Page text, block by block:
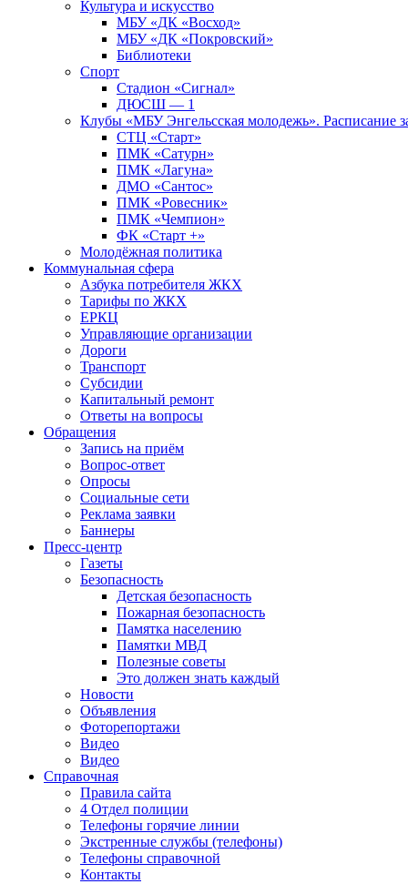
Культура и искусство
МБУ «ДК «Восход»
МБУ «ДК «Покровский»
Библиотеки
Спорт
Стадион «Сигнал»
ДЮСШ — 1
Клубы «МБУ Энгельсская молодежь». Расписание
СТЦ «Старт»
ПМК «Сатурн»
ПМК «Лагуна»
ДМО «Сантос»
ПМК «Ровесник»
ПМК «Чемпион»
ФК «Старт +»
Молодёжная политика
Коммунальная сфера
Азбука потребителя ЖКХ
Тарифы по ЖКХ
ЕРКЦ
Управляющие организации
Дороги
Транспорт
Субсидии
Капитальный ремонт
Ответы на вопросы
Обращения
Запись на приём
Вопрос-ответ
Опросы
Социальные сети
Реклама заявки
Баннеры
Пресс-центр
Газеты
Безопасность
Детская безопасность
Пожарная безопасность
Памятка населению
Памятки МВД
Полезные советы
Это должен знать каждый
Новости
Объявления
Фоторепортажи
Видео
Видео
Справочная
Правила сайта
4 Отдел полиции
Телефоны горячие линии
Экстренные службы (телефоны)
Телефоны справочной
Контакты